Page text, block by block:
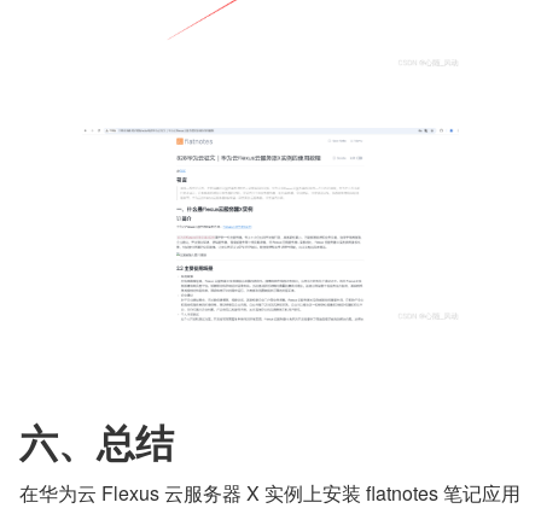
六、总结
在华为云 Flexus 云服务器 X 实例上安装 flatnotes 笔记应用